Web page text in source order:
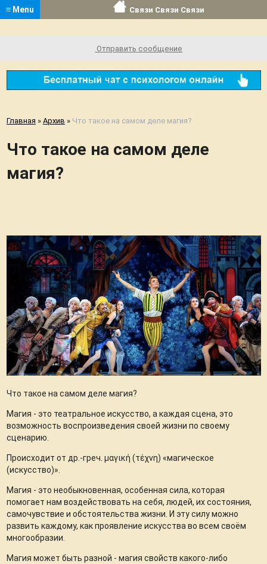
≡ Menu Связи Связи Связи
Отправить сообщение
Главная » Архив » Что такое на самом деле магия?
Что такое на самом деле
магия?
Что такое на самом деле магия?
Магия - это театральное искусство, а каждая сцена, это
возможность воспроизведения своей жизни по своему
сценарию.
Происходит от др.-греч. μαγική (τέχνη) «магическое
(искусство)».
Магия - это необыкновенная, особенная сила, которая
помогает нам воздействовать на себя, людей, их состояния,
самочувствие и обстоятельства жизни. И эту силу можно
развить каждому, как проявление искусства во всем своём
многообразии.
Магия может быть разной - магия свойств какого-либо